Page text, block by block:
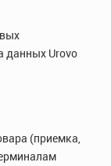
данных Urovo
(приемка,